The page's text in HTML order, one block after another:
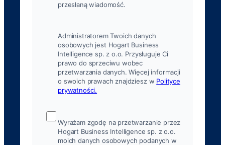
przesłaną wiadomość.
Administratorem Twoich danych
osobowych jest Hogart Business
Intelligence sp. z o.o. Przysługuje Ci
prawo do sprzeciwu wobec
przetwarzania danych. Więcej informacji
o swoich prawach znajdziesz w Polityce
prywatności.
Wyrażam zgodę na przetwarzanie przez
Hogart Business Intelligence sp. z o.o.
moich danych osobowych podanych w